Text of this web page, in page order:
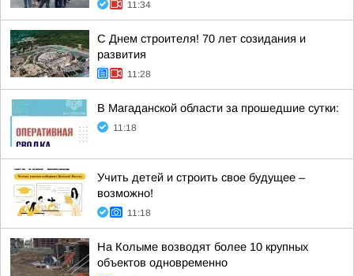
11:34
С Днем строителя! 70 лет созидания и
развития
11:28
В Магаданской области за прошедшие сутки:
11:18
Учить детей и строить свое будущее –
возможно!
11:18
На Колыме возводят более 10 крупных
объектов одновременно